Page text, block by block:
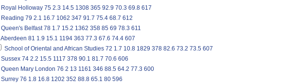
Royal Holloway 75 2.3 14.5 1308 365 92.9 70.3 69.8 617
Reading 79 2.1 16.7 1062 347 91.7 75.4 68.7 612
Queen's Belfast 78 1.7 15.2 1362 358 85 69 78.3 611
Aberdeen 81 1.9 15.1 1194 363 77.3 67.6 74.4 607
School of Oriental and African Studies 72 1.7 10.8 1829 378 82.6 73.2 73.5 607
Sussex 74 2.2 15.5 1117 378 90.1 81.7 70.6 606
Queen Mary London 76 2 13 1161 346 88.5 64.2 77.3 600
Surrey 76 1.8 16.8 1202 352 88.8 65.1 80 596